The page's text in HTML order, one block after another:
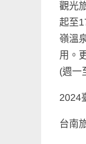
觀光
起至
嶺溫
用。
(週一
2024
台南